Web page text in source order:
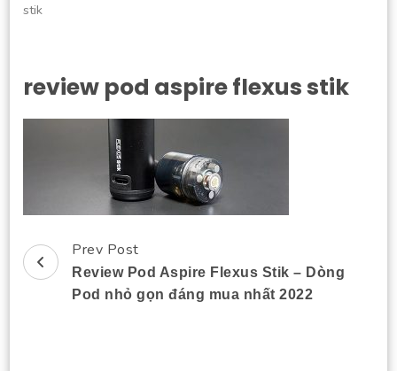
stik
review pod aspire flexus stik
Post
Navigation
Prev Post
Review Pod Aspire Flexus Stik – Dòng
Pod nhỏ gọn đáng mua nhất 2022